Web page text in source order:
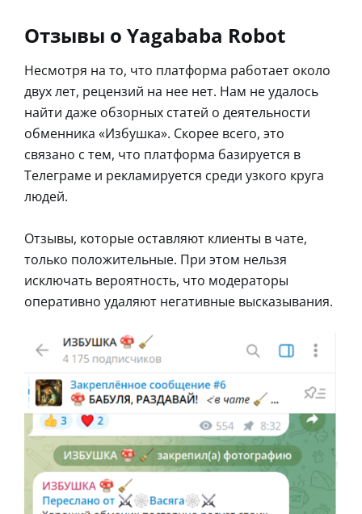
Отзывы о Yagababa Robot
Несмотря на то, что платформа работает около
двух лет, рецензий на нее нет. Нам не удалось
найти даже обзорных статей о деятельности
обменника «Избушка». Скорее всего, это
связано с тем, что платформа базируется в
Телеграме и рекламируется среди узкого круга
людей.
Отзывы, которые оставляют клиенты в чате,
только положительные. При этом нельзя
исключать вероятность, что модераторы
оперативно удаляют негативные высказывания.